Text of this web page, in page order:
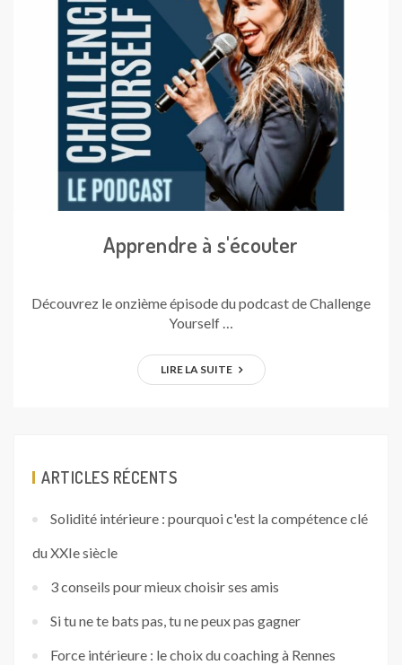
Apprendre à s'écouter
Découvrez le onzième épisode du podcast de Challenge
Yourself …
LIRE LA SUITE
ARTICLES RÉCENTS
Solidité intérieure : pourquoi c'est la compétence clé
du XXIe siècle
3 conseils pour mieux choisir ses amis
Si tu ne te bats pas, tu ne peux pas gagner
Force intérieure : le choix du coaching à Rennes